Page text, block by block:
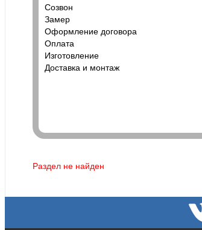
Созвон
Замер
Оформление договора
Оплата
Изготовление
Доставка и монтаж
Раздел не найден